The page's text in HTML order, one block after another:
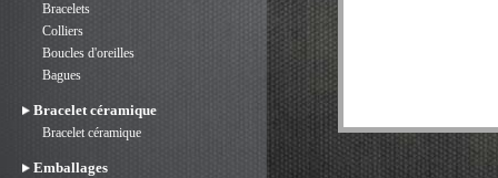
Bracelets
Colliers
Boucles d'oreilles
Bagues
Bracelet céramique
Bracelet céramique
Emballages